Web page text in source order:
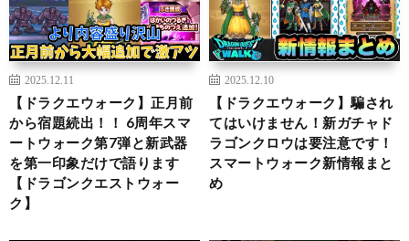
2025.12.11
【ドラクエウォーク】正月前
から宿題続出！！ 6周年スマ
ートウォーク第7弾と新武器
を第一印象だけで語ります
【ドラゴンクエストウォー
ク】
2025.12.10
【ドラクエウォーク】騙され
てはいけません！新ガチャド
ラゴンクロウは要注意です！
スマートウォーク新情報まと
め